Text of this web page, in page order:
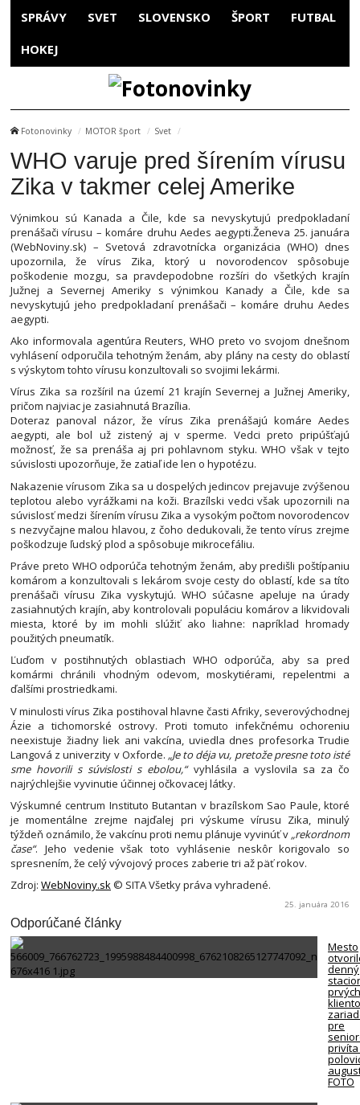
SPRÁVY SVET SLOVENSKO ŠPORT FUTBAL
HOKEJ
Fotonovinky MOTOR šport Svet
WHO varuje pred šírením vírusu
Zika v takmer celej Amerike
Výnimkou sú Kanada a Čile, kde sa nevyskytujú predpokladaní
prenášači vírusu – komáre druhu Aedes aegypti.Ženeva 25. januára
(WebNoviny.sk) – Svetová zdravotnícka organizácia (WHO) dnes
upozornila, že vírus Zika, ktorý u novorodencov spôsobuje
poškodenie mozgu, sa pravdepodobne rozšíri do všetkých krajín
Južnej a Severnej Ameriky s výnimkou Kanady a Čile, kde sa
nevyskytujú jeho predpokladaní prenášači – komáre druhu Aedes
aegypti.
Ako informovala agentúra Reuters, WHO preto vo svojom dnešnom
vyhlásení odporučila tehotným ženám, aby plány na cesty do oblastí
s výskytom tohto vírusu konzultovali so svojimi lekármi.
Vírus Zika sa rozšíril na území 21 krajín Severnej a Južnej Ameriky,
pričom najviac je zasiahnutá Brazília.
Doteraz panoval názor, že vírus Zika prenášajú komáre Aedes
aegypti, ale bol už zistený aj v sperme. Vedci preto pripúšťajú
možnosť, že sa prenáša aj pri pohlavnom styku. WHO však v tejto
súvislosti upozorňuje, že zatiaľ ide len o hypotézu.
Nakazenie vírusom Zika sa u dospelých jedincov prejavuje zvýšenou
teplotou alebo vyrážkami na koži. Brazílski vedci však upozornili na
súvislosť medzi šírením vírusu Zika a vysokým počtom novorodencov
s nezvyčajne malou hlavou, z čoho dedukovali, že tento vírus zrejme
poškodzuje ľudský plod a spôsobuje mikrocefáliu.
Práve preto WHO odporúča tehotným ženám, aby predišli poštípaniu
komárom a konzultovali s lekárom svoje cesty do oblastí, kde sa títo
prenášači vírusu Zika vyskytujú. WHO súčasne apeluje na úrady
zasiahnutých krajín, aby kontrolovali populáciu komárov a likvidovali
miesta, ktoré by im mohli slúžiť ako liahne: napríklad hromady
použitých pneumatík.
Ľuďom v postihnutých oblastiach WHO odporúča, aby sa pred
komármi chránili vhodným odevom, moskytiérami, repelentmi a
ďalšími prostriedkami.
V minulosti vírus Zika postihoval hlavne časti Afriky, severovýchodnej
Ázie a tichomorské ostrovy. Proti tomuto infekčnému ochoreniu
neexistuje žiadny liek ani vakcína, uviedla dnes profesorka Trudie
Langová z univerzity v Oxforde. „Je to déja vu, pretože presne toto isté
sme hovorili s súvislosti s ebolou,“vyhlásila a vyslovila sa za čo
najrýchlejšie vyvinutie účinnej očkovacej látky.
Výskumné centrum Instituto Butantan v brazílskom Sao Paule, ktoré
je momentálne zrejme najďalej pri výskume vírusu Zika, minulý
týždeň oznámilo, že vakcínu proti nemu plánuje vyvinúť v „rekordnom
čase“. Jeho vedenie však toto vyhlásenie neskôr korigovalo so
spresnením, že celý vývojový proces zaberie tri až päť rokov.
Zdroj: WebNoviny.sk © SITA Všetky práva vyhradené.
25. januára 2016
Odporúčané články
Mesto
denný
prvých
pre
FOTO